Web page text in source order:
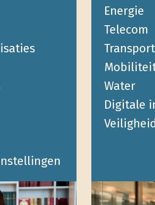
Energie
Telecom
Transport
Water
Digitale